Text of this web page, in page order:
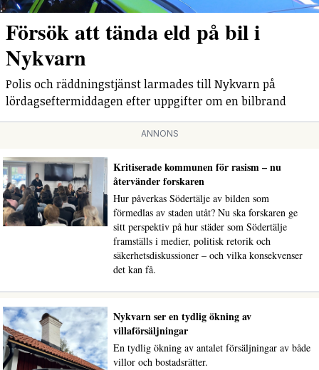
Försök att tända eld på bil i
Nykvarn
Polis och räddningstjänst larmades till Nykvarn på
lördagseftermiddagen efter uppgifter om en bilbrand
ANNONS
Kritiserade kommunen för rasism – nu
återvänder forskaren
Hur påverkas Södertälje av bilden som
förmedlas av staden utåt? Nu ska forskaren ge
sitt perspektiv på hur städer som Södertälje
framställs i medier, politisk retorik och
säkerhetsdiskussioner – och vilka konsekvenser
det kan få.
Nykvarn ser en tydlig ökning av
villaförsäljningar
En tydlig ökning av antalet försäljningar av både
villor och bostadsrätter.